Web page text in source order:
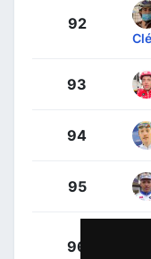
92
93
94
95
96